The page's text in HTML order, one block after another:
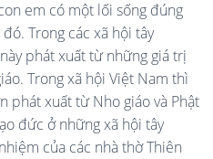
em có một lối sống đúng
Trong các xã hội tây
phát xuất từ những giá trị
Trong xã hội Việt Nam thì
phát xuất từ Nho giáo và Phật
đức ở những xã hội tây
của các nhà thờ Thiên